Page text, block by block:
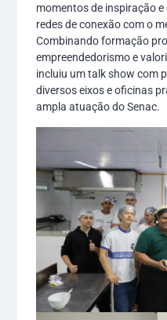
momentos de inspiração
redes de conexão com o
Combinando formação
empreendedorismo e
incluiu um talk show com
diversos eixos e oficinas
ampla atuação do Senac.